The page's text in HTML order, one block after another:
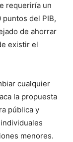
requeriría un
del PIB,
de ahorrar
existir el
cualquier
la propuesta
pública y
menores.